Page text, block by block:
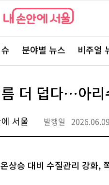
분야별 뉴스 비주얼
더 덥다…아리
서울 발행일
상승 대비 수질관리 강화,